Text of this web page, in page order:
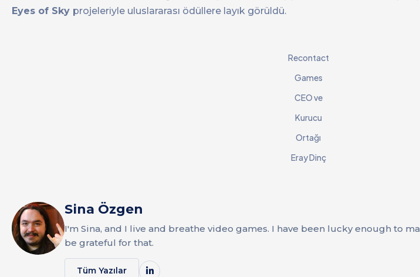
Eyes of Sky projeleriyle uluslararası ödüllere layık görüldü.
Recontact
Games
CEO ve
Kurucu
Ortağı
Eray Dinç
Sina Özgen
I'm Sina, and I live and breathe video games. I have been lucky enough to
be grateful for that.
Tüm Yazılar